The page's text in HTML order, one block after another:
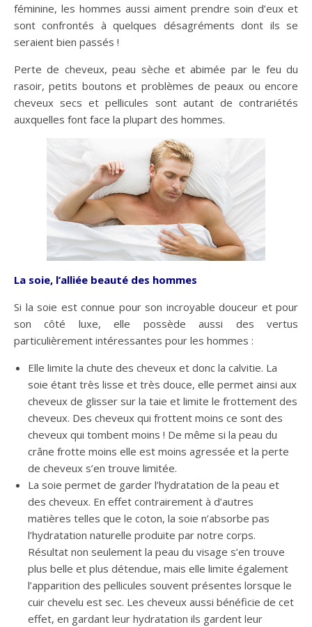
féminine, les hommes aussi aiment prendre soin d’eux et
sont confrontés à quelques désagréments dont ils se
seraient bien passés !
Perte de cheveux, peau sèche et abimée par le feu du
rasoir, petits boutons et problèmes de peaux ou encore
cheveux secs et pellicules sont autant de contrariétés
auxquelles font face la plupart des hommes.
La soie, l’alliée beauté des hommes
Si la soie est connue pour son incroyable douceur et pour
son côté luxe, elle possède aussi des vertus
particulièrement intéressantes pour les hommes :
Elle limite la chute des cheveux et donc la calvitie. La
soie étant très lisse et très douce, elle permet ainsi aux
cheveux de glisser sur la taie et limite le frottement des
cheveux. Des cheveux qui frottent moins ce sont des
cheveux qui tombent moins ! De même si la peau du
crâne frotte moins elle est moins agressée et la perte
de cheveux s’en trouve limitée.
La soie permet de garder l’hydratation de la peau et
des cheveux. En effet contrairement à d’autres
matières telles que le coton, la soie n’absorbe pas
l’hydratation naturelle produite par notre corps.
Résultat non seulement la peau du visage s’en trouve
plus belle et plus détendue, mais elle limite également
l’apparition des pellicules souvent présentes lorsque le
cuir chevelu est sec. Les cheveux aussi bénéficie de cet
effet, en gardant leur hydratation ils gardent leur